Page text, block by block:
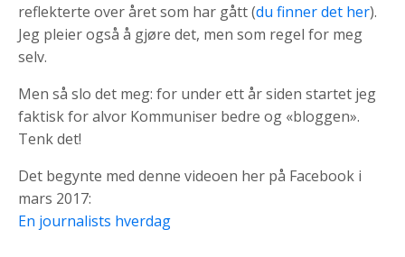
reflekterte over året som har gått (du finner det her).
Jeg pleier også å gjøre det, men som regel for meg
selv.
Men så slo det meg: for under ett år siden startet jeg
faktisk for alvor Kommuniser bedre og «bloggen».
Tenk det!
Det begynte med denne videoen her på Facebook i
mars 2017:
En journalists hverdag